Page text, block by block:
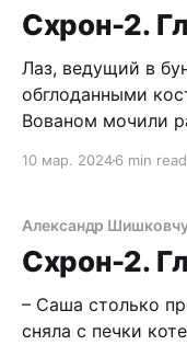
ниггера! Еще не
Схрон-2.
Лаз, ведущий в
обглоданными
Вованом мочили
ли они?
ошметках. Ништяк,
Друг за другом
10 мар. 20246 min read
Александр
Схрон-2.
– Саша столько
сняла с печки